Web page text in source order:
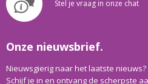
Stel je vraag in onze chat
Onze nieuwsbrief.
Nieuwsgierig naar het laatste nieuws?
Schijf je in en ontvang de scherpste